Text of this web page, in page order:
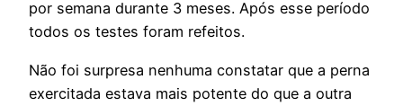
por semana durante 3 meses. Após esse período
todos os testes foram refeitos.
Não foi surpresa nenhuma constatar que a perna
exercitada estava mais potente do que a outra